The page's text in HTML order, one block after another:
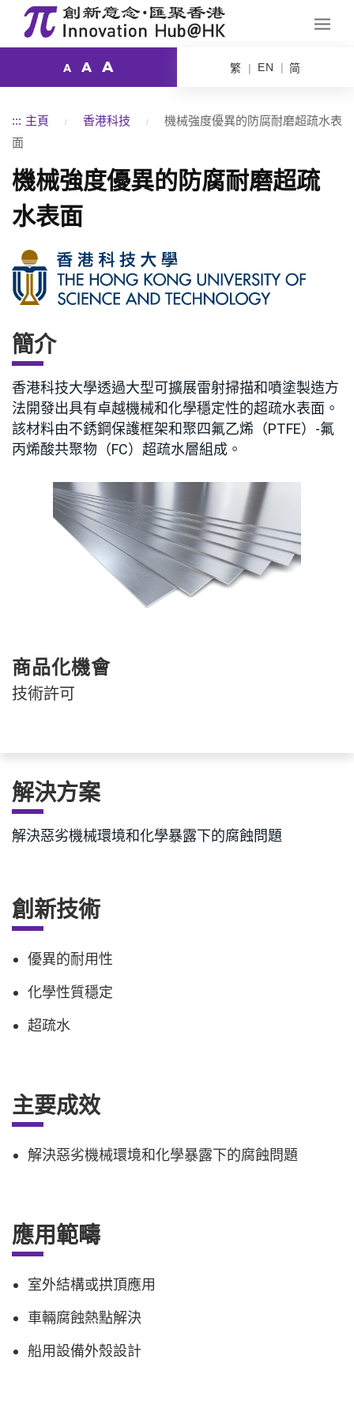
A A A 繁 EN 简
::: 主頁 香港科技
機械強度優異的防腐耐磨超疏水表
面
機械強度優異的防腐耐磨超疏
水表面
簡介
香港科技大學透過大型可擴展雷射掃描和噴塗製造方
法開發出具有卓越機械和化學穩定性的超疏水表面。
該材料由不銹鋼保護框架和聚四氟乙烯（PTFE）-氟
丙烯酸共聚物（FC）超疏水層組成。
商品化機會
技術許可
解決方案
解決惡劣機械環境和化學暴露下的腐蝕問題
創新技術
優異的耐用性
化學性質穩定
超疏水
主要成效
解決惡劣機械環境和化學暴露下的腐蝕問題
應用範疇
室外結構或拱頂應用
車輛腐蝕熱點解決
船用設備外殼設計